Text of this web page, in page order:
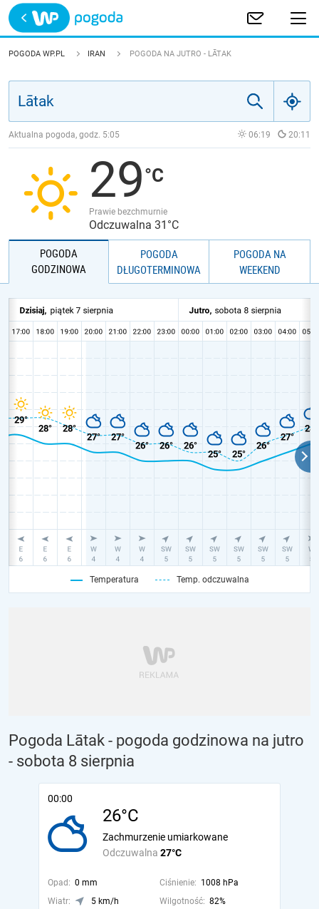
Trwa ładowanie
POLSKA
JAKOŚĆ POWIETRZA
POGODA WP.PL IRAN POGODA NA JUTRO - LĀTAK
Aktualna pogoda, godz. 5:05 06:19 20:11
29
Prawie bezchmurnie
Odczuwalna 31°C
POGODA
GODZINOWA
POGODA
DŁUGOTERMINOWA
POGODA NA
WEEKEND
Temperatura Temp. odczuwalna
Pogoda Lātak - pogoda godzinowa na jutro
- sobota 8 sierpnia
00:00
26°C
Odczuwalna 27°C
Zachmurzenie umiarkowane
Opad: 0 mm Ciśnienie: 1008 hPa
Wiatr:
5 km/h Wilgotność: 82%